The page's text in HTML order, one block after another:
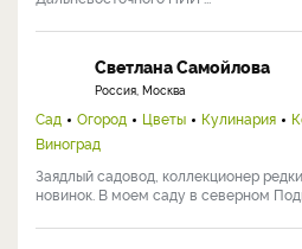
Светлана Самойлова
Россия, Москва
Сад Огород Цветы Кулинария
Виноград
Заядлый садовод, коллекционер
новинок. В моем саду в северном